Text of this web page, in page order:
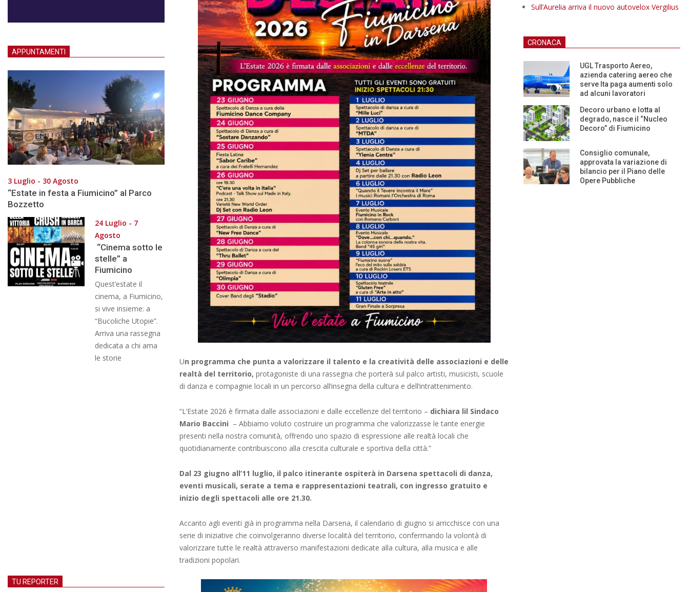
Un programma che punta a valorizzare il talento e la creatività delle associazioni e delle
realtà del territorio, protagoniste di una rassegna che porterà sul palco artisti, musicisti, scuole
di danza e compagnie locali in un percorso all’insegna della cultura e dell’intrattenimento.
“L’Estate 2026 è firmata dalle associazioni e dalle eccellenze del territorio – dichiara lil Sindaco
Mario Baccini – Abbiamo voluto costruire un programma che valorizzasse le tante energie
presenti nella nostra comunità, offrendo uno spazio di espressione alle realtà locali che
quotidianamente contribuiscono alla crescita culturale e sportiva della città.”
Dal 23 giugno all’11 luglio, il palco itinerante ospiterà in Darsena spettacoli di danza,
eventi musicali, serate a tema e rappresentazioni teatrali, con ingresso gratuito e
inizio degli spettacoli alle ore 21.30.
Accanto agli eventi già in programma nella Darsena, il calendario di giugno si arricchisce con una
serie di iniziative che coinvolgeranno diverse località del territorio, confermando la volontà di
valorizzare tutte le realtà attraverso manifestazioni dedicate alla cultura, alla musica e alle
tradizioni popolari.
APPUNTAMENTI
3 Luglio - 30 Agosto
“Estate in festa a Fiumicino” al Parco
Bozzetto
24 Luglio - 7
Agosto
“Cinema sotto le
stelle” a
Fiumicino
Quest’estate il
cinema, a Fiumicino,
si vive insieme: a
“Bucoliche Utopie”.
Arriva una rassegna
dedicata a chi ama
le storie
TU REPORTER
Sull’Aurelia arriva il nuovo autovelox Vergilius
CRONACA
UGL Trasporto Aereo,
azienda catering aereo che
serve Ita paga aumenti solo
ad alcuni lavoratori
Decoro urbano e lotta al
degrado, nasce il “Nucleo
Decoro” di Fiumicino
Consiglio comunale,
approvata la variazione di
bilancio per il Piano delle
Opere Pubbliche